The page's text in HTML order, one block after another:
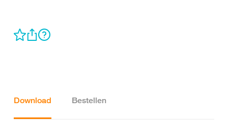
Download Bestellen